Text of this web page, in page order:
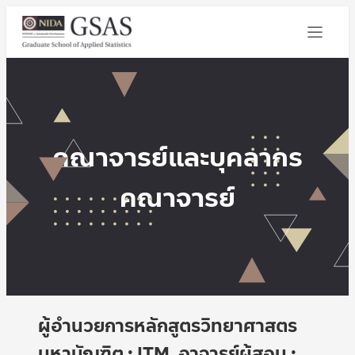
คณาจารย์และบุคลากร
คณาจารย์
ผู้อำนวยการหลักสูตรวิทยาศาสตร